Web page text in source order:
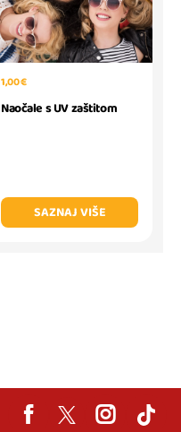
1,00 €
Naočale s UV zaštitom
SAZNAJ VIŠE